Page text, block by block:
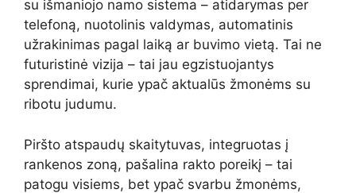
su išmaniojo namo sistema – atidarymas per
telefoną, nuotolinis valdymas, automatinis
užrakinimas pagal laiką ar buvimo vietą. Tai ne
futuristinė vizija – tai jau egzistuojantys
sprendimai, kurie ypač aktualūs žmonėms su
ribotu judumu.
Piršto atspaudų skaitytuvas, integruotas į
rankenos zoną, pašalina rakto poreikį – tai
patogu visiems, bet ypač svarbu žmonėms,